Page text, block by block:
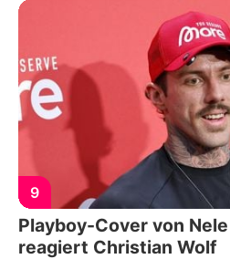
9
Playboy-Cover von
reagiert Christian Wolf